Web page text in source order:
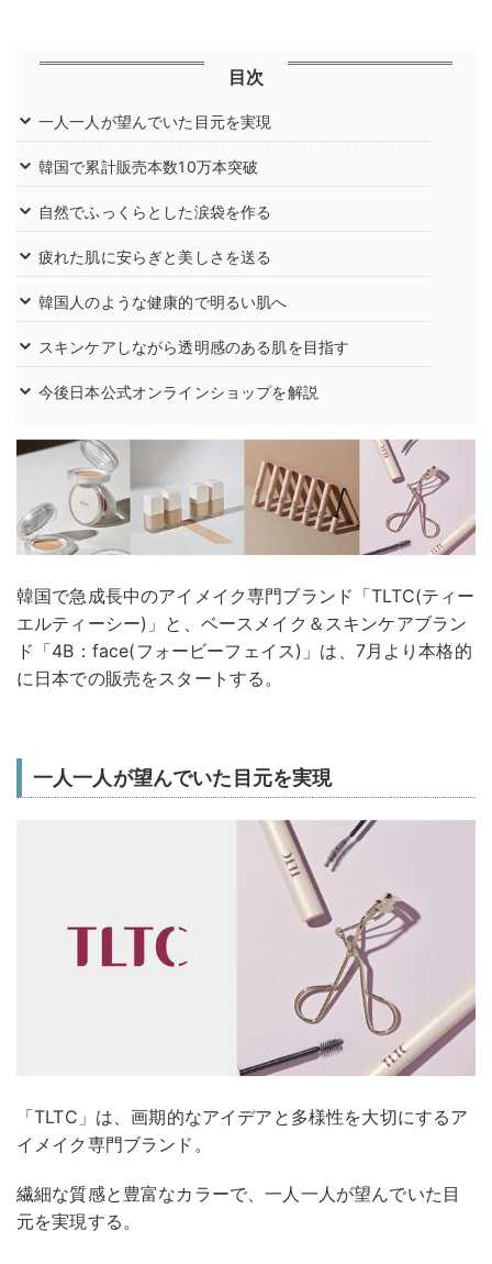
目次
一人一人が望んでいた目元を実現
韓国で累計販売本数10万本突破
自然でふっくらとした涙袋を作る
疲れた肌に安らぎと美しさを送る
韓国人のような健康的で明るい肌へ
スキンケアしながら透明感のある肌を目指す
今後日本公式オンラインショップを解説
韓国で急成長中のアイメイク専門ブランド「TLTC(ティー
エルティーシー)」と、ベースメイク＆スキンケアブラン
ド「4B：face(フォービーフェイス)」は、7月より本格的
に日本での販売をスタートする。
一人一人が望んでいた目元を実現
「TLTC」は、画期的なアイデアと多様性を大切にするア
イメイク専門ブランド。
繊細な質感と豊富なカラーで、一人一人が望んでいた目
元を実現する。